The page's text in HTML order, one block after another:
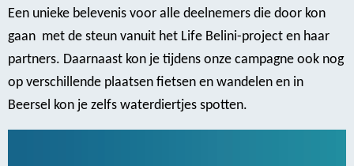
Een unieke belevenis voor alle deelnemers die door kon
gaan met de steun vanuit het Life Belini-project en haar
partners. Daarnaast kon je tijdens onze campagne ook nog
op verschillende plaatsen fietsen en wandelen en in
Beersel kon je zelfs waterdiertjes spotten.